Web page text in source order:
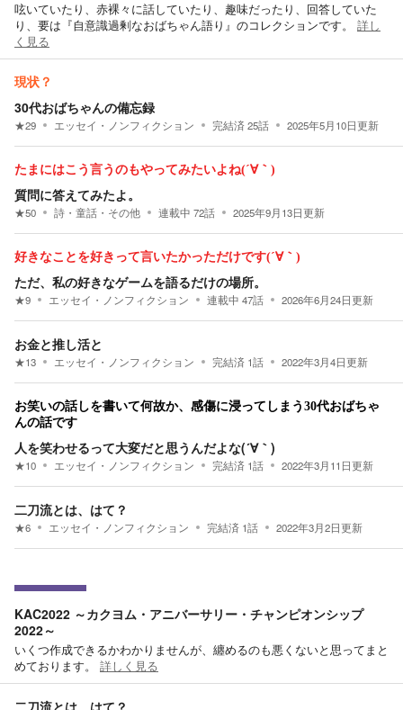
呟いていたり、赤裸々に話していたり、趣味だったり、回答していた
り、要は『自意識過剰なおばちゃん語り』のコレクションです。
詳し
く見る
現状？
30代おばちゃんの備忘録
★29 エッセイ・ノンフィクション 完結済25話 2025年5月10日更新
たまにはこう言うのもやってみたいよね(´∀｀)
質問に答えてみたよ。
★50 詩・童話・その他 連載中 72話 2025年9月13日更新
好きなことを好きって言いたかっただけです(´∀｀)
ただ、私の好きなゲームを語るだけの場所。
★9 エッセイ・ノンフィクション 連載中 47話 2026年6月24日更新
お金と推し活と
★13 エッセイ・ノンフィクション 完結済 1話 2022年3月4日更新
お笑いの話しを書いて何故か、感傷に浸ってしまう30代おばちゃ
んの話です
人を笑わせるって大変だと思うんだよな(´∀｀)
★10 エッセイ・ノンフィクション 完結済 1話 2022年3月11日更新
二刀流とは、はて？
★6 エッセイ・ノンフィクション 完結済 1話 2022年3月2日更新
KAC2022 ～カクヨム・アニバーサリー・チャンピオンシップ
2022～
いくつ作成できるかわかりませんが、纏めるのも悪くないと思ってまと
めております。
詳しく見る
二刀流とは、はて？